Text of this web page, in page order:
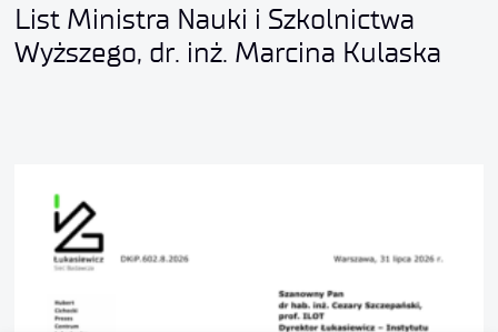
List Ministra Nauki i Szkolnictwa
Wyższego, dr. inż. Marcina Kulaska